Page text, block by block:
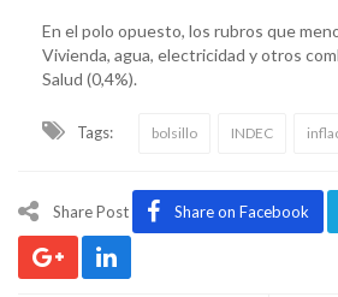
En el polo opuesto, los rubros que
Vivienda, agua, electricidad y otros
Salud (0,4%).
Tags: bolsillo INDEC
Share Post Share on Facebook